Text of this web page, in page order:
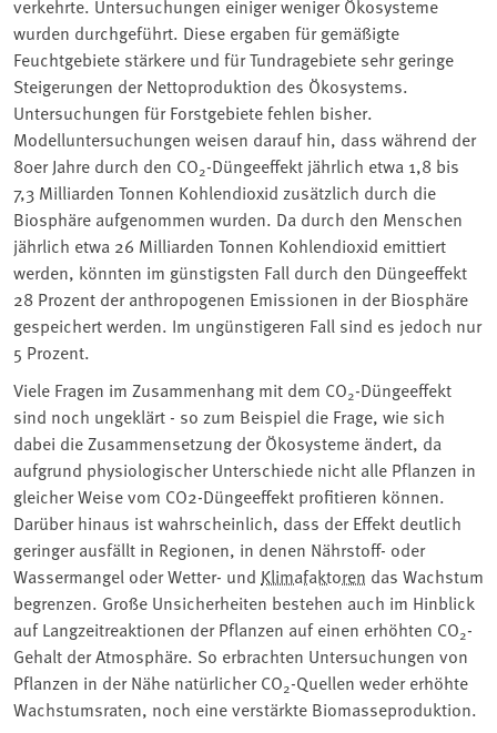
verkehrte. Untersuchungen einiger weniger Ökosysteme
wurden durchgeführt. Diese ergaben für gemäßigte
Feuchtgebiete stärkere und für Tundragebiete sehr geringe
Steigerungen der Nettoproduktion des Ökosystems.
Untersuchungen für Forstgebiete fehlen bisher.
Modelluntersuchungen weisen darauf hin, dass während der
80er Jahre durch den CO2-Düngeeffekt jährlich etwa 1,8 bis
7,3 Milliarden Tonnen Kohlendioxid zusätzlich durch die
Biosphäre aufgenommen wurden. Da durch den Menschen
jährlich etwa 26 Milliarden Tonnen Kohlendioxid emittiert
werden, könnten im günstigsten Fall durch den Düngeeffekt
28 Prozent der anthropogenen Emissionen in der Biosphäre
gespeichert werden. Im ungünstigeren Fall sind es jedoch nur
5 Prozent.
Viele Fragen im Zusammenhang mit dem CO2-Düngeeffekt
sind noch ungeklärt - so zum Beispiel die Frage, wie sich
dabei die Zusammensetzung der Ökosysteme ändert, da
aufgrund physiologischer Unterschiede nicht alle Pflanzen in
gleicher Weise vom CO2-Düngeeffekt profitieren können.
Darüber hinaus ist wahrscheinlich, dass der Effekt deutlich
geringer ausfällt in Regionen, in denen Nährstoff- oder
Wassermangel oder Wetter- und Klimafaktoren das Wachstum
begrenzen. Große Unsicherheiten bestehen auch im Hinblick
auf Langzeitreaktionen der Pflanzen auf einen erhöhten CO2-
Gehalt der Atmosphäre. So erbrachten Untersuchungen von
Pflanzen in der Nähe natürlicher CO2-Quellen weder erhöhte
Wachstumsraten, noch eine verstärkte Biomasseproduktion.